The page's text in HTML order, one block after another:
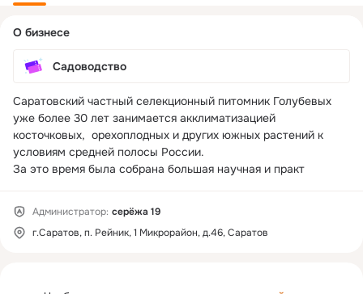
колонка
О бизнесе
Садоводство
Саратовский частный селекционный питомник Голубевых
уже более 30 лет занимается акклиматизацией
косточковых,  орехоплодных и других южных растений к
условиям средней полосы России.
За это время была собрана большая научная и практ
Администратор: серёжа 19
г.Саратов, п. Рейник, 1 Микрорайон, д.46, Саратов